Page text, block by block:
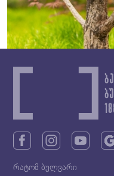
რატომ ბულვარი